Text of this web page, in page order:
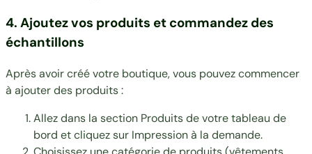
4. Ajoutez vos produits et commandez des
échantillons
Après avoir créé votre boutique, vous pouvez commencer
à ajouter des produits :
Allez dans la section Produits de votre tableau de
bord et cliquez sur Impression à la demande.